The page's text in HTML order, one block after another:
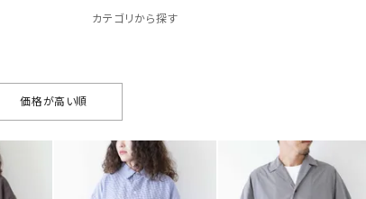
スカート その他スカート
その他のパンツ
ワンピース・チュニック
08mab(ゼロハチマブ)
カテゴリから探す
価格が高い順